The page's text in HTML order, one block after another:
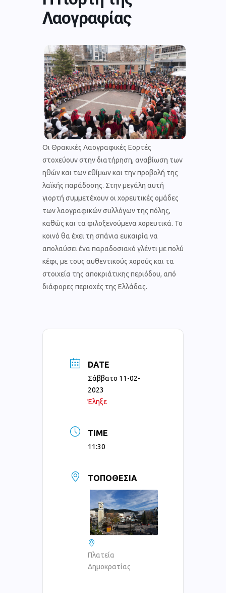
Λαογραφίας
Οι Θρακικές Λαογραφικές Εορτές
στοχεύουν στην διατήρηση, αναβίωση των
ηθών και των εθίμων και την προβολή της
λαϊκής παράδοσης. Στην μεγάλη αυτή
γιορτή συμμετέχουν οι χορευτικές ομάδες
των λαογραφικών συλλόγων της πόλης,
καθώς και τα φιλοξενούμενα χορευτικά. Το
κοινό θα έχει τη σπάνια ευκαιρία να
απολαύσει ένα παραδοσιακό γλέντι με πολύ
κέφι, με τους αυθεντικούς χορούς και τα
στοιχεία της αποκριάτικης περιόδου, από
διάφορες περιοχές της Ελλάδας.
DATE
Σάββατο 11-02-
2023
Έληξε
TIME
11:30
ΤΟΠΟΘΕΣΊΑ
Πλατεία
Δημοκρατίας